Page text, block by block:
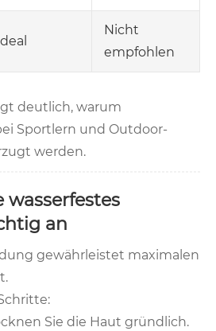
Ideal
Nicht
empfohlen
deutlich, warum
Sportlern und Outdoor-
werden.
wasserfestes
an
gewährleistet maximalen
Sie die Haut gründlich.